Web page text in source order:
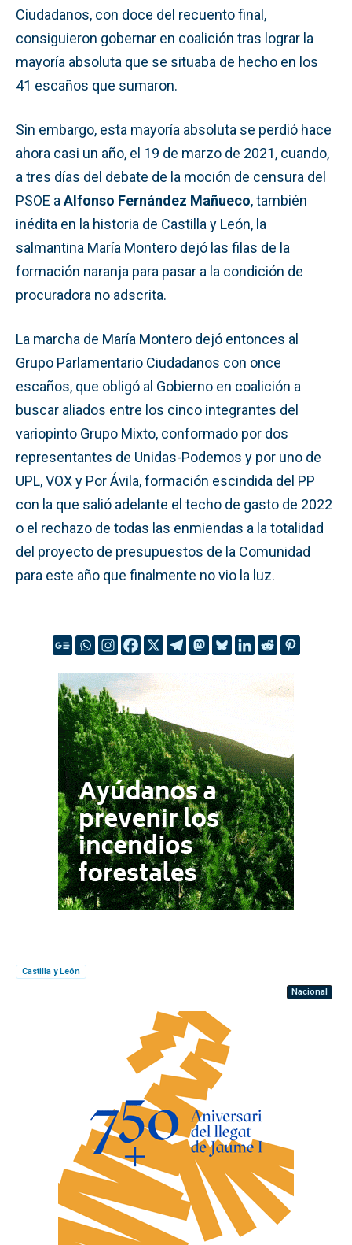
Ciudadanos, con doce del recuento final,
consiguieron gobernar en coalición tras lograr la
mayoría absoluta que se situaba de hecho en los
41 escaños que sumaron.
Sin embargo, esta mayoría absoluta se perdió hace
ahora casi un año, el 19 de marzo de 2021, cuando,
a tres días del debate de la moción de censura del
PSOE a Alfonso Fernández Mañueco, también
inédita en la historia de Castilla y León, la
salmantina María Montero dejó las filas de la
formación naranja para pasar a la condición de
procuradora no adscrita.
La marcha de María Montero dejó entonces al
Grupo Parlamentario Ciudadanos con once
escaños, que obligó al Gobierno en coalición a
buscar aliados entre los cinco integrantes del
variopinto Grupo Mixto, conformado por dos
representantes de Unidas-Podemos y por uno de
UPL, VOX y Por Ávila, formación escindida del PP
con la que salió adelante el techo de gasto de 2022
o el rechazo de todas las enmiendas a la totalidad
del proyecto de presupuestos de la Comunidad
para este año que finalmente no vio la luz.
Castilla y León
Nacional